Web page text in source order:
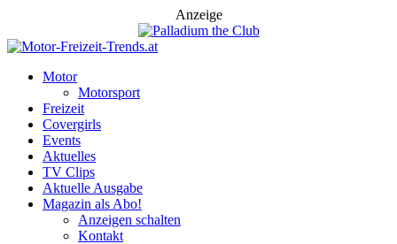
Anzeige
Motor
Motorsport
Freizeit
Covergirls
Events
Aktuelles
TV Clips
Aktuelle Ausgabe
Magazin als Abo!
Anzeigen schalten
Kontakt